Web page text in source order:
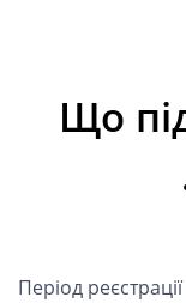
Що
Період реєстрації